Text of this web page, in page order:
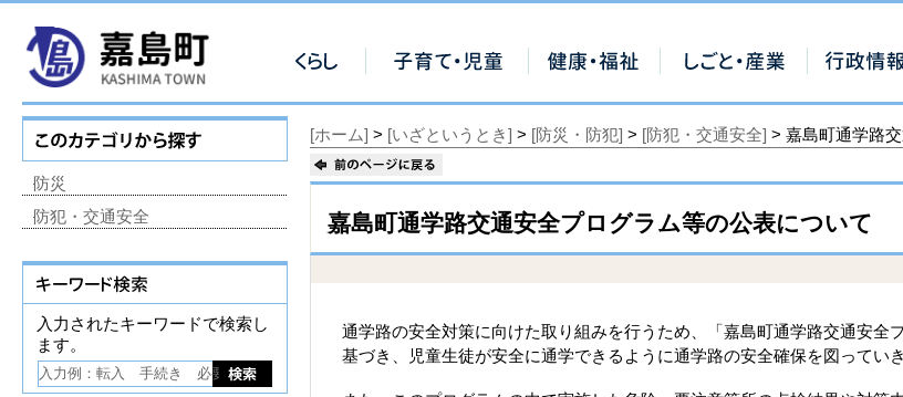
[ホーム] > [いざというとき] > [防災・防犯] > [防犯・交通安全] > 嘉島町通学路
嘉島町通学路交通安全プログラム等の公表について
通学路の安全対策に向けた取り組みを行うため、「嘉島町通学路交通安全
基づき、児童生徒が安全に通学できるように通学路の安全確保を図っていき
防災
防犯・交通安全
入力されたキーワードで検索し
ます。